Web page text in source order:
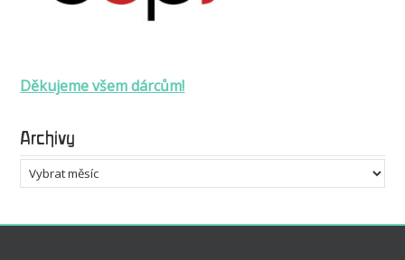
Děkujeme všem dárcům!
Archivy
Archivy